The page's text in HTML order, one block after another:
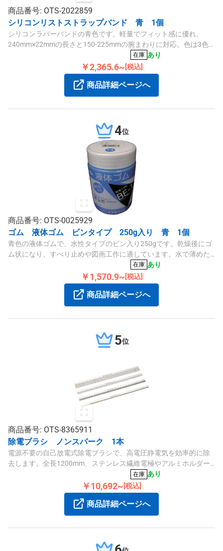
商品番号: OTS-2022859
シリコンリストストラップバンド 青 1個
シリコンラバーバンドの青色です。軽量でフィット感に優れ、
240mm×22mmの長さと150-225mmの腕まわりに対応。色は3色
在庫 あり
￥2,365.6~ [税込]
商品詳細ページへ
4位
商品番号: OTS-0025929
ゴム 液体ゴム ビンタイプ 250g入り 青 1個
青色の液体ゴムで、水性タイプのビン入り250gです。乾燥後にゴ
ム状になり、すべり止めや図画工作に適しています。水で薄めた
在庫 あり
￥1,570.9~[税込]
商品詳細ページへ
5位
商品番号: OTS-8365911
除電ブラシ ノンスパーク 1本
電源不要の自己放電式除電ブラシで、高電圧静電気を効率的に除
去します。全長1200mm、ステンレス繊維電極やアルミホルダー
を採用し、産業用機械の除電に適しています。
在庫 あり
￥10,692~ [税込]
商品詳細ページへ